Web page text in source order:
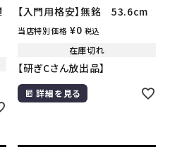
【入門用格安】無銘 53.6cm
当店特別価格 ¥0 税込
在庫切れ
【研ぎCさん放出品】
詳細を見る